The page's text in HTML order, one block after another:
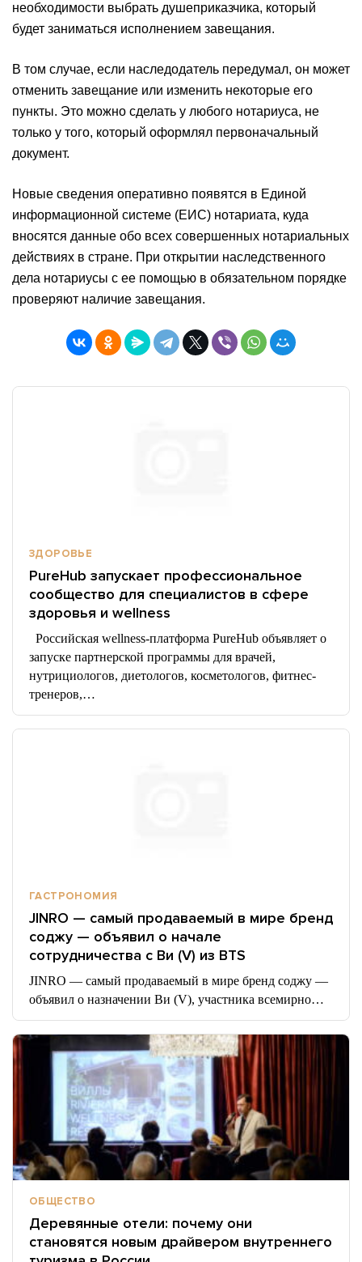
необходимости выбрать душеприказчика, который
будет заниматься исполнением завещания.
В том случае, если наследодатель передумал, он может
отменить завещание или изменить некоторые его
пункты. Это можно сделать у любого нотариуса, не
только у того, который оформлял первоначальный
документ.
Новые сведения оперативно появятся в Единой
информационной системе (ЕИС) нотариата, куда
вносятся данные обо всех совершенных нотариальных
действиях в стране. При открытии наследственного
дела нотариусы с ее помощью в обязательном порядке
проверяют наличие завещания.
ЗДОРОВЬЕ
PureHub запускает профессиональное
сообщество для специалистов в сфере
здоровья и wellness
Российская wellness-платформа PureHub объявляет о
запуске партнерской программы для врачей,
нутрициологов, диетологов, косметологов, фитнес-
тренеров,…
ГАСТРОНОМИЯ
JINRO — самый продаваемый в мире бренд
соджу — объявил о начале
сотрудничества с Ви (V) из BTS
JINRO — самый продаваемый в мире бренд соджу —
объявил о назначении Ви (V), участника всемирно…
ОБЩЕСТВО
Деревянные отели: почему они
становятся новым драйвером внутреннего